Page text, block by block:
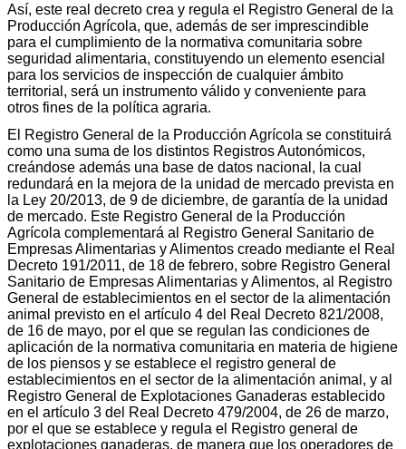
Así, este real decreto crea y regula el Registro General de la
Producción Agrícola, que, además de ser imprescindible
para el cumplimiento de la normativa comunitaria sobre
seguridad alimentaria, constituyendo un elemento esencial
para los servicios de inspección de cualquier ámbito
territorial, será un instrumento válido y conveniente para
otros fines de la política agraria.
El Registro General de la Producción Agrícola se constituirá
como una suma de los distintos Registros Autonómicos,
creándose además una base de datos nacional, la cual
redundará en la mejora de la unidad de mercado prevista en
la Ley 20/2013, de 9 de diciembre, de garantía de la unidad
de mercado. Este Registro General de la Producción
Agrícola complementará al Registro General Sanitario de
Empresas Alimentarias y Alimentos creado mediante el Real
Decreto 191/2011, de 18 de febrero, sobre Registro General
Sanitario de Empresas Alimentarias y Alimentos, al Registro
General de establecimientos en el sector de la alimentación
animal previsto en el artículo 4 del Real Decreto 821/2008,
de 16 de mayo, por el que se regulan las condiciones de
aplicación de la normativa comunitaria en materia de higiene
de los piensos y se establece el registro general de
establecimientos en el sector de la alimentación animal, y al
Registro General de Explotaciones Ganaderas establecido
en el artículo 3 del Real Decreto 479/2004, de 26 de marzo,
por el que se establece y regula el Registro general de
explotaciones ganaderas, de manera que los operadores de